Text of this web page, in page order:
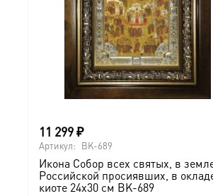
● На день рождения как символ
● На венчание или годовщину
● На новоселье для освящения
Доставка и заказ:
Мы предлагаем купить икону в
11 299₽
Артикул: BK-689
Икона Собор всех святых, в
Российской просиявших, в
киоте 24х30 см BK-689